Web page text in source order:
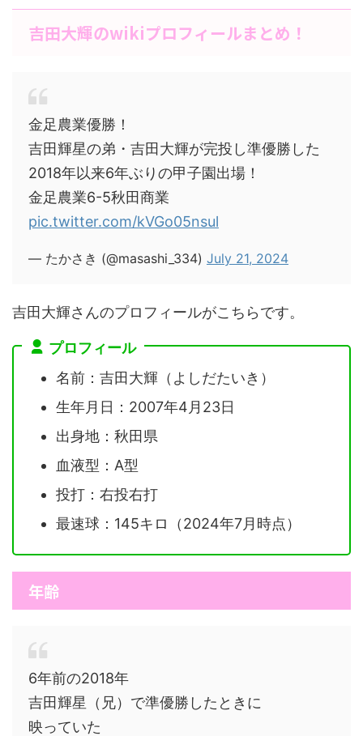
吉田大輝のwikiプロフィールまとめ！
金足農業優勝！
吉田輝星の弟・吉田大輝が完投し準優勝した
2018年以来6年ぶりの甲子園出場！
金足農業6-5秋田商業
pic.twitter.com/kVGo05nsul
— たかさき (@masashi_334) July 21, 2024
吉田大輝さんのプロフィールがこちらです。
プロフィール
名前：吉田大輝（よしだたいき）
生年月日：2007年4月23日
出身地：秋田県
血液型：A型
投打：右投右打
最速球：145キロ（2024年7月時点）
年齢
6年前の2018年
吉田輝星（兄）で準優勝したときに
映っていた